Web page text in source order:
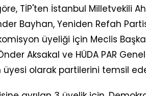
TİP'ten İstanbul Milletvekili
Bayhan, Yeniden Refah
üyeliği için Meclis
Aksakal ve HÜDA PAR
üyesi olarak partilerini temsil